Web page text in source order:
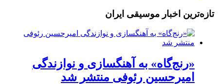
تازه‌ترین اخبار موسیقی ایران
«رنج‌گاه» به آهنگسازی و نوازندگی
امیرحسین رئوفی منتشر شد